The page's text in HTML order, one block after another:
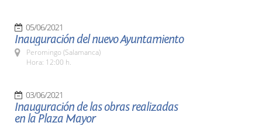
05/06/2021
Inauguración del nuevo Ayuntamiento
Peromingo (Salamanca)
Hora: 12:00 h.
03/06/2021
Inauguración de las obras realizadas
en la Plaza Mayor